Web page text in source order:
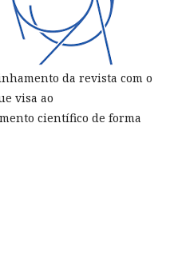
da revista com o
visa ao
científico de forma